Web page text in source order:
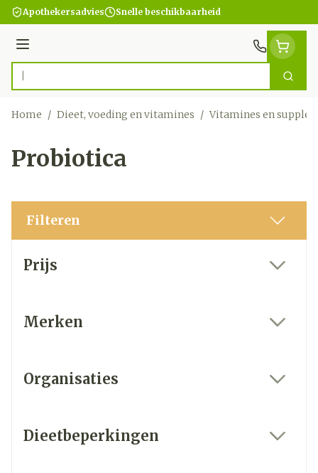
Ga naar de inhoud
Apothekersadvies Snelle beschikbaarheid
Menu
Product, merk, categorie... Zoek
Home / Dieet, voeding en vitamines / Vitamines en
Probiotica
Filteren
Prijs
Merken
Organisaties
Dieetbeperkingen